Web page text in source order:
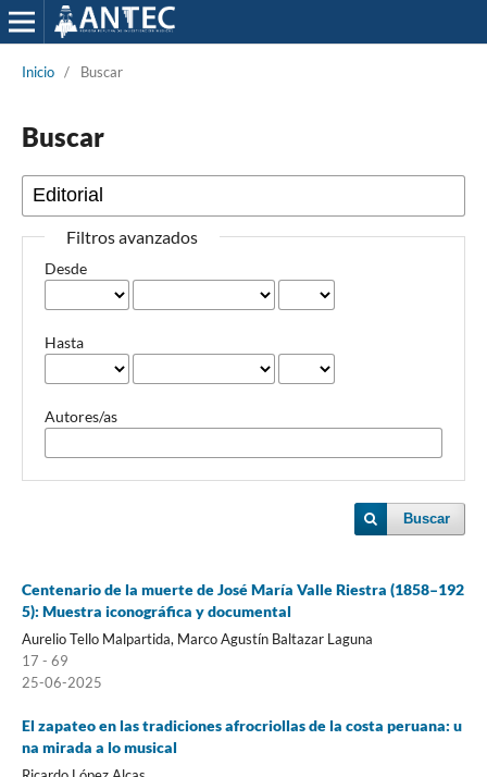
Inicio / Buscar
Buscar
Filtros avanzados
Desde
Hasta
Autores/as
Buscar
Centenario de la muerte de José María Valle Riestra (1858–192
5): Muestra iconográfica y documental
Aurelio Tello Malpartida, Marco Agustín Baltazar Laguna
17 - 69
25-06-2025
El zapateo en las tradiciones afrocriollas de la costa peruana: u
na mirada a lo musical